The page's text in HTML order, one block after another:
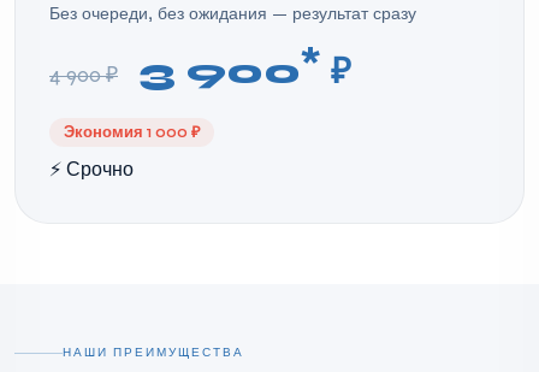
Без очереди, без ожидания — результат сразу
4 900 ₽ 3 900* ₽
Экономия 1 000 ₽
⚡ Срочно
НАШИ ПРЕИМУЩЕСТВА